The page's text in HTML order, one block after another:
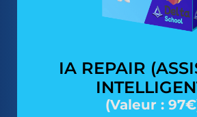
IA REPAIR
(Valeur :